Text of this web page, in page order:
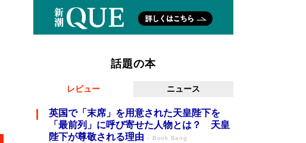
話題の本
レビュー ニュース
英国で「末席」を用意された天皇陛下を
「最前列」に呼び寄せた人物とは？ 天皇
陛下が尊敬される理由
Book Bang